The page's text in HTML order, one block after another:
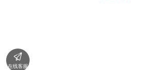

在线客服